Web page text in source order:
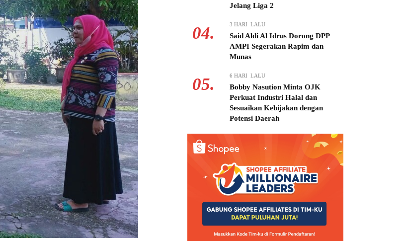
Jelang Liga 2
04. 3 HARI LALU
Said Aldi Al Idrus Dorong DPP
AMPI Segerakan Rapim dan
Munas
05. 6 HARI LALU
Bobby Nasution Minta OJK
Perkuat Industri Halal dan
Sesuaikan Kebijakan dengan
Potensi Daerah